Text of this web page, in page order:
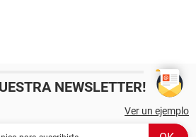
NEWSLETTER!
Ver un ejemplo